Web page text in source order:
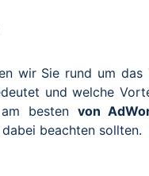
wir Sie rund um das
und welche
besten von
beachten sollten.